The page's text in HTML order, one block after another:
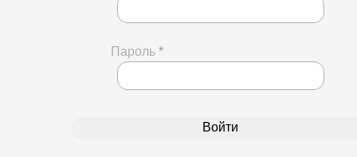
Пароль *